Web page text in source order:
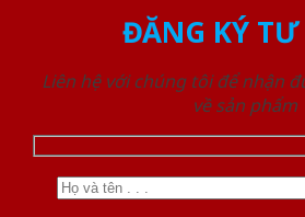
ĐĂNG KÝ
Liên hệ với chúng tôi để nhận
về sản phẩm